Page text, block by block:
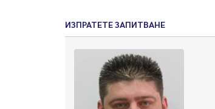
ИЗПРАТЕТЕ ЗАПИТВАНЕ